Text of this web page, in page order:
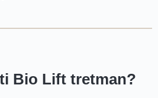
Bio Lift tretman?